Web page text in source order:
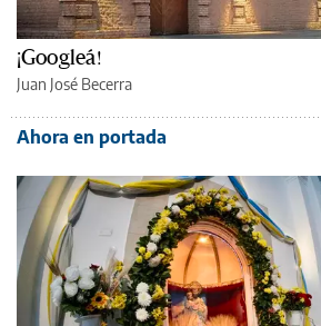
¡Googleá!
Juan José Becerra
Ahora en portada